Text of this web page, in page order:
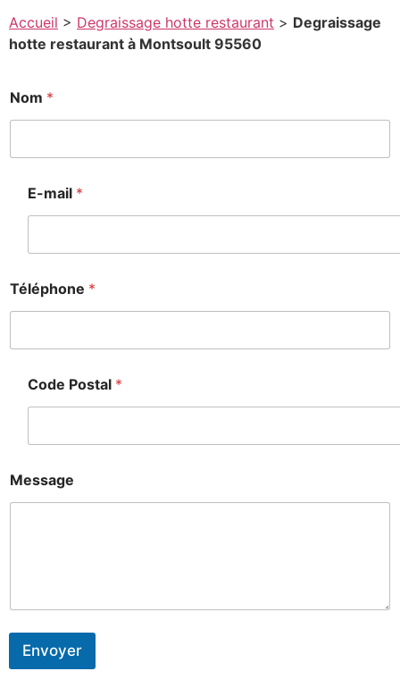
Accueil > Degraissage hotte restaurant > Degraissage
hotte restaurant à Montsoult 95560
Nom *
E-mail *
Téléphone *
Code Postal *
Message
Envoyer